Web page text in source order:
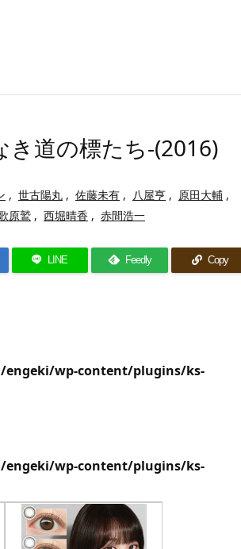
道の標たち-(2016)
, 世古陽丸 , 佐藤未有 , 八屋亨 , 原田大輔 ,
原鷲 , 西堀晴香 , 赤間浩一
LINE Feedly Copy
wp-content/plugins/ks-
wp-content/plugins/ks-